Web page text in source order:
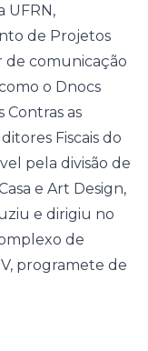
UFRN,
de Projetos
de comunicação
o Dnocs
as
Fiscais do
pela divisão de
e Art Design,
e dirigiu no
de
programete de